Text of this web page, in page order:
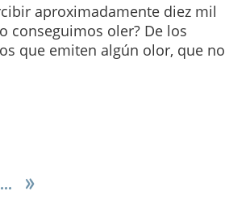
aproximadamente diez mil
conseguimos oler? De los
que emiten algún olor, que no
... »